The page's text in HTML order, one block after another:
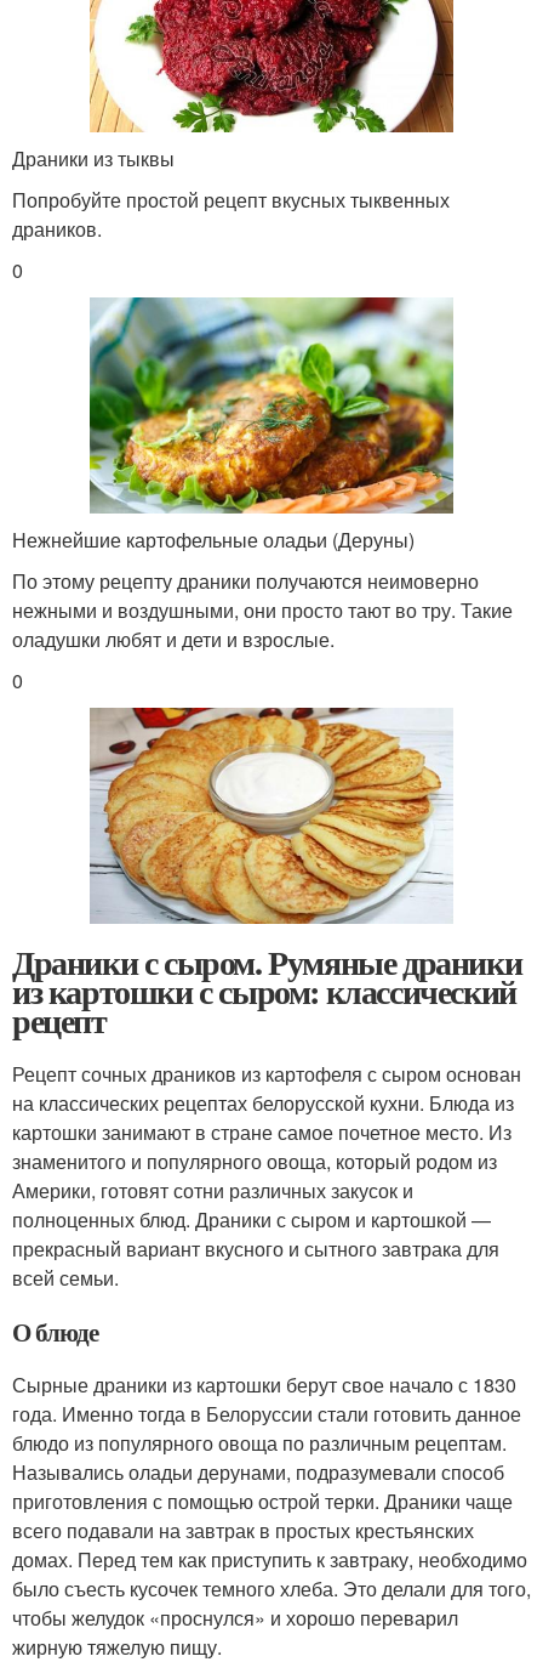
Драники из тыквы
Попробуйте простой рецепт вкусных тыквенных
драников.
0
Нежнейшие картофельные оладьи (Деруны)
По этому рецепту драники получаются неимоверно
нежными и воздушными, они просто тают во тру. Такие
оладушки любят и дети и взрослые.
0
Драники с сыром. Румяные драники
из картошки с сыром: классический
рецепт
Рецепт сочных драников из картофеля с сыром основан
на классических рецептах белорусской кухни. Блюда из
картошки занимают в стране самое почетное место. Из
знаменитого и популярного овоща, который родом из
Америки, готовят сотни различных закусок и
полноценных блюд. Драники с сыром и картошкой —
прекрасный вариант вкусного и сытного завтрака для
всей семьи.
О блюде
Сырные драники из картошки берут свое начало с 1830
года. Именно тогда в Белоруссии стали готовить данное
блюдо из популярного овоща по различным рецептам.
Назывались оладьи дерунами, подразумевали способ
приготовления с помощью острой терки. Драники чаще
всего подавали на завтрак в простых крестьянских
домах. Перед тем как приступить к завтраку, необходимо
было съесть кусочек темного хлеба. Это делали для того,
чтобы желудок «проснулся» и хорошо переварил
жирную тяжелую пищу.